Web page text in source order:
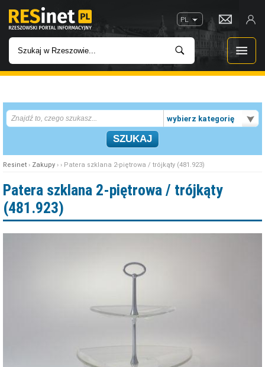
PL
INWESTYCJE
IMPREZY
ROZRYWKA
W KINACH
wybierz kategorię
Resinet › Zakupy › › Patera szklana 2-piętrowa / trójkąty (481.923)
Patera szklana 2-piętrowa / trójkąty
(481.923)